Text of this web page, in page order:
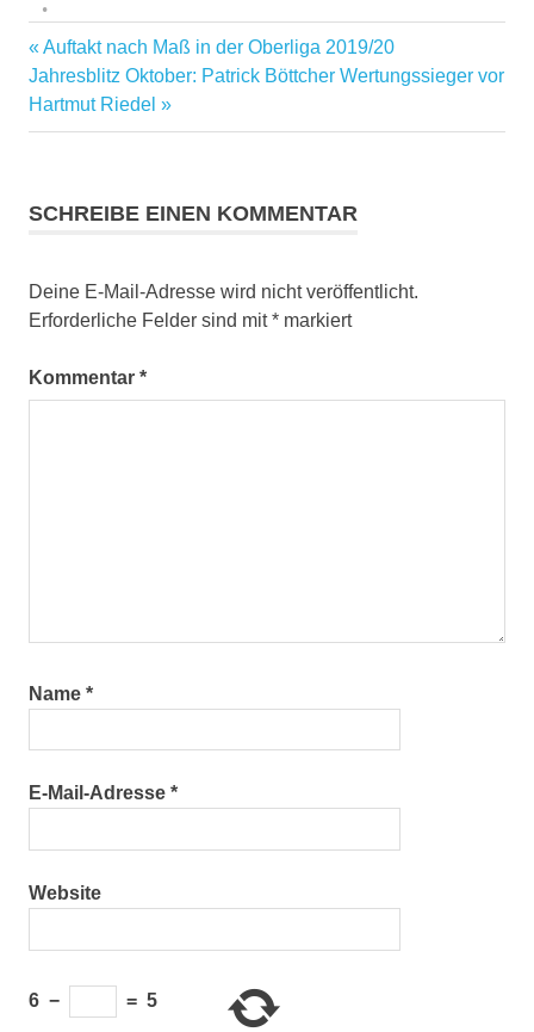
Beitragsnavigation
Vorheriger
Beitrag:
Auftakt nach Maß in der Oberliga 2019/20
Nächster
Beitrag:
Jahresblitz Oktober: Patrick Böttcher Wertungssieger vor
Hartmut Riedel
SCHREIBE EINEN KOMMENTAR
Deine E-Mail-Adresse wird nicht veröffentlicht.
Erforderliche Felder sind mit* markiert
Kommentar *
Name *
E-Mail-Adresse *
Website
6 − = 5